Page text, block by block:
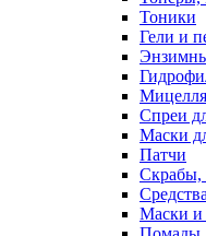
Тоники
Гели и
Спреи
Маски
Патчи
Скрабы,
Маски и